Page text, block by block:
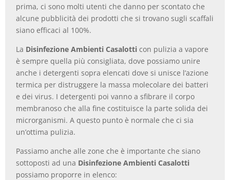
prima, ci sono molti utenti che danno per scontato che
alcune pubblicità dei prodotti che si trovano sugli scaffali
siano efficaci al 100%.
La Disinfezione Ambienti Casalotti con pulizia a vapore
è sempre quella più consigliata, dove possiamo unire
anche i detergenti sopra elencati dove si unisce l’azione
termica per distruggere la massa molecolare dei batteri
e dei virus. I detergenti poi vanno a sfibrare il corpo
membranoso che alla fine costituisce la parte solida dei
microrganismi. A questo punto è normale che ci sia
un’ottima pulizia.
Passiamo anche alle zone che è importante che siano
sottoposti ad una Disinfezione Ambienti Casalotti
possiamo proporre in elenco: